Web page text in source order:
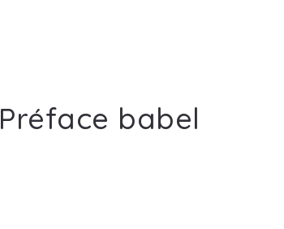
Préface babel